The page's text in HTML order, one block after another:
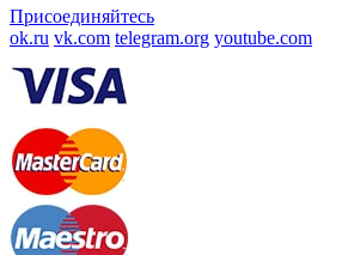
Присоединяйтесь
ok.ru vk.com telegram.org youtube.com